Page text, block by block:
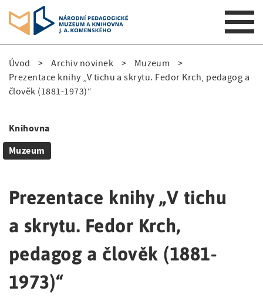
D
r
b
e
k
o
v
á
n
Úvod Archiv novinek
Muzeum
Prezentace knihy „V tichu a skrytu. Fedor Krch, pedagog a
člověk (1881-1973)“
Prezentace knihy „V tichu
a skrytu. Fedor Krch,
pedagog a člověk (1881-
1973)“
S
i
e
n
v
i
Knihovna
Muzeum